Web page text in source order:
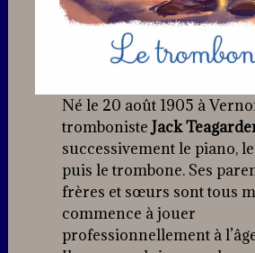
Né le 20 août 1905 à
tromboniste Jack
successivement le piano,
puis le trombone. Ses
frères et sœurs sont tous
commence à jouer
professionnellement à